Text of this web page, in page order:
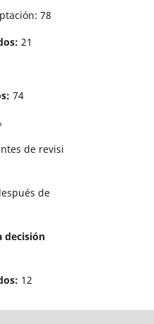
78
21
74
de revisi
de
decisión
12